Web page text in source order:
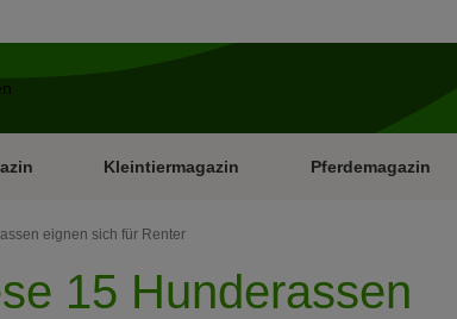
Kleintiermagazin Pferdemagazin
eignen sich für Renter
15 Hunderassen